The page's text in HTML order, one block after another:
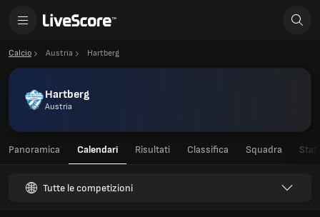
Calcio Austria Hartberg
Hartberg
Austria
Panoramica Calendari Risultati Classifica Squadra
Tutte le competizioni